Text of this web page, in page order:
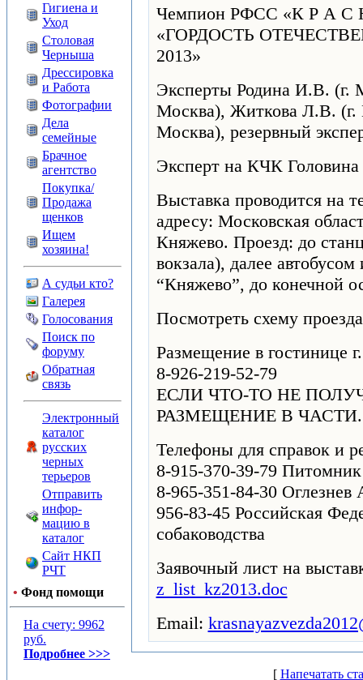
Гигиена и
Уход
Столовая
Черныша
Дрессировка
и Работа
Фотографии
Дела
семейные
Брачное
агентство
Покупка/
Продажа
щенков
Ищем
хозяина!
А судьи кто?
Галерея
Голосования
Поиск по
форуму
Обратная
связь
Электронный
каталог
русских
черных
терьеров
Отправить
инфор-
мацию в
каталог
Сайт НКП
РЧТ
• Фонд помощи
На счету: 9962
руб.
Подробнее >>>
Чемпион РФСС «К Р А С
«ГОРДОСТЬ
2013»
Эксперты Родина И.В. (г.
Москва), Житкова Л.В. (г.
Москва), резервный
Эксперт на КЧК
Выставка проводится на
адресу: Московская
Княжево. Проезд: до
вокзала), далее
“Княжево”, до конечной
Посмотреть схему
Размещение в гостинице
8-926-219-52-79
ЕСЛИ ЧТО-ТО НЕ
РАЗМЕЩЕНИЕ В ЧАСТИ.
Телефоны для справок и
8-915-370-39-79 Питомник
8-965-351-84-30 Оглезнев
956-83-45 Российская
собаководства
Заявочный лист на
z_list_kz2013.doc
Email:
[ Напечатать